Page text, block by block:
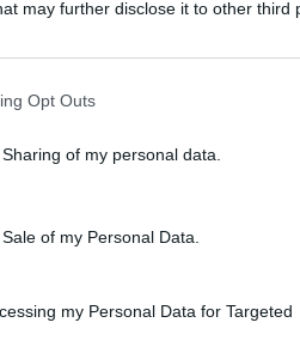
may further disclose it to other third
Opt Outs
of my personal data.
of my Personal Data.
my Personal Data for Targeted